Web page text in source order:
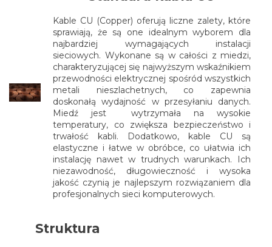
Kable CU (Copper) oferują liczne zalety, które
sprawiają, że są one idealnym wyborem dla
najbardziej wymagających instalacji
sieciowych. Wykonane są w całości z miedzi,
charakteryzującej się najwyższym wskaźnikiem
przewodności elektrycznej spośród wszystkich
metali nieszlachetnych, co zapewnia
doskonałą wydajność w przesyłaniu danych.
Miedź jest wytrzymała na wysokie
temperatury, co zwiększa bezpieczeństwo i
trwałość kabli. Dodatkowo, kable CU są
elastyczne i łatwe w obróbce, co ułatwia ich
instalację nawet w trudnych warunkach. Ich
niezawodność, długowieczność i wysoka
jakość czynią je najlepszym rozwiązaniem dla
profesjonalnych sieci komputerowych.
Struktura